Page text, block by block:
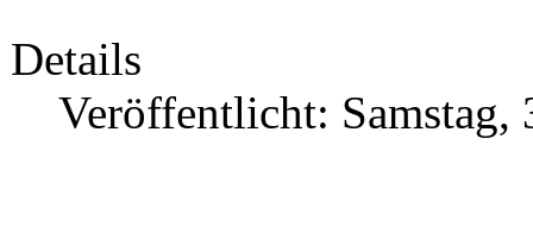
Details
Veröffentlicht: Samstag,